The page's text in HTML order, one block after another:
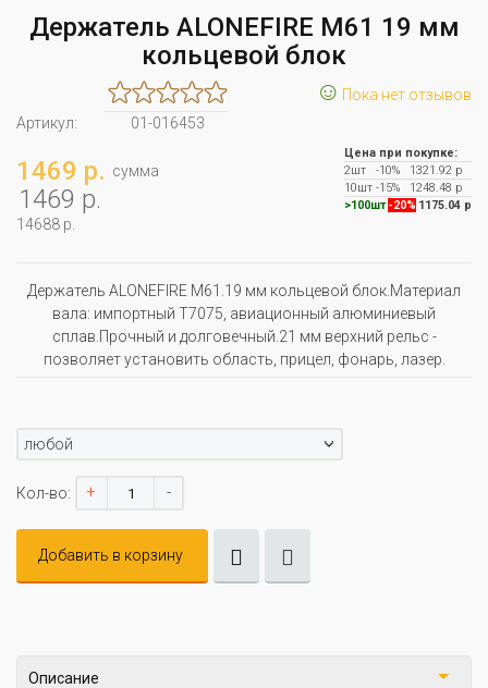
Держатель ALONEFIRE M61 19 мм
кольцевой блок
☺ Пока нет отзывов
Артикул:
01-016453
1469 р. сумма
1469 р.
14688 р.
Цена при покупке:
2шт
-10%
1321.92 р
10шт -15%
1248.48 р
>100шт -20% 1175.04 р
Держатель ALONEFIRE M61.19 мм кольцевой блок.Материал
вала: импортный T7075, авиационный алюминиевый
сплав.Прочный и долговечный.21 мм верхний рельс -
позволяет установить область, прицел, фонарь, лазер.
любой
Кол-во: + -
Добавить в корзину
Описание